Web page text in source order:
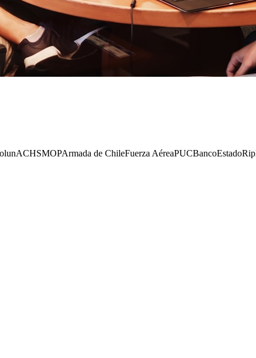
ACHSMOPArmada de ChileFuerza AéreaPUCBancoEstado